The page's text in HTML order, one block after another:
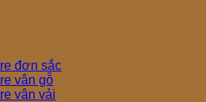
đơn sắc
vân gỗ
vân vải